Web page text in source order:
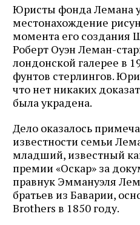
Юристы фонда Лемана
местонахождение
момента его создания
Роберт Оуэн Леман-
лондонской галерее в
фунтов стерлингов.
что нет никаких
была украдена.
Дело оказалось
известности семьи
младший, известный
премии «Оскар» за
правнук Эммануэля
братьев из Баварии,
Brothers в 1850 году.